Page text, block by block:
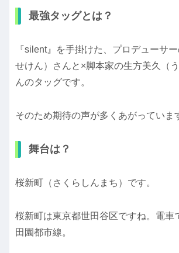
最強タッグとは？
『silent』を手掛けた、プロデューサ
せけん）さんと×脚本家の生方美久（
んのタッグです。
そのため期待の声が多くあがっていま
舞台は？
桜新町（さくらしんまち）です。
桜新町は東京都世田谷区ですね。電車
田園都市線。